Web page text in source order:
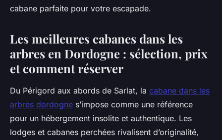
cabane parfaite pour votre escapade.
Les meilleures cabanes dans les
arbres en Dordogne : sélection, prix
et comment réserver
Du Périgord aux abords de Sarlat, la cabane dans les
arbres dordogne s’impose comme une référence
pour un hébergement insolite et authentique. Les
lodges et cabanes perchées rivalisent d’originalité,